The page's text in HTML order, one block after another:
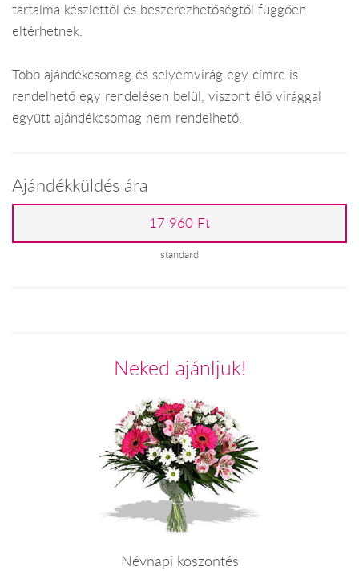
tartalma készlettől és beszerezhetőségtől függően
eltérhetnek.
Több ajándékcsomag és selyemvirág egy címre is
rendelhető egy rendelésen belül, viszont élő virággal
együtt ajándékcsomag nem rendelhető.
Ajándékküldés ára
17 960 Ft
standard
Neked ajánljuk!
Névnapi köszöntés